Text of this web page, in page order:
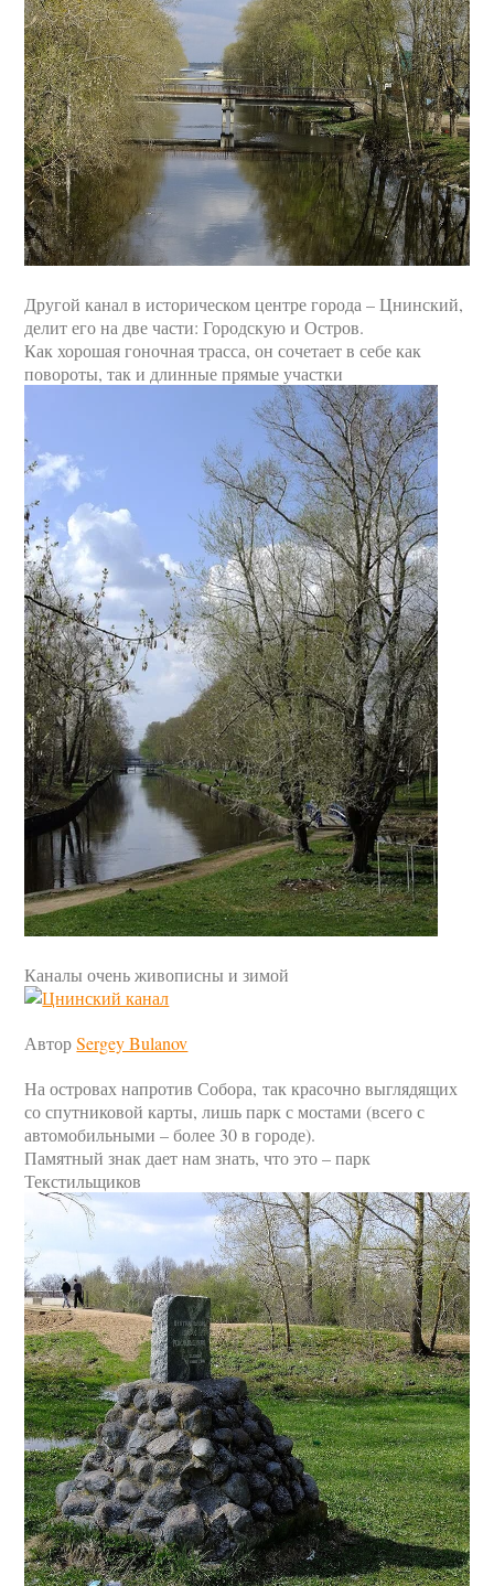
Другой канал в историческом центре города – Цнинский,
делит его на две части: Городскую и Остров.
Как хорошая гоночная трасса, он сочетает в себе как
повороты, так и длинные прямые участки
Каналы очень живописны и зимой
АвторSergey Bulanov
На островах напротив Собора, так красочно выглядящих
со спутниковой карты, лишь парк с мостами (всего с
автомобильными – более 30 в городе).
Памятный знак дает нам знать, что это – парк
Текстильщиков